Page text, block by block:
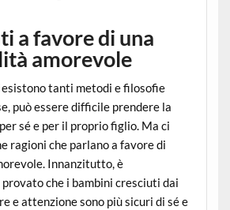
a favore di una
amorevole
esistono tanti metodi e filosofie
può essere difficile prendere la
sé e per il proprio figlio. Ma ci
ragioni che parlano a favore di
Innanzitutto, è
che i bambini cresciuti dai
e attenzione sono più sicuri di sé e